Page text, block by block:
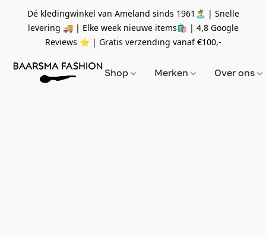
Dé kledingwinkel van Ameland sinds 1961🏝 | Snelle
levering 🚚 | Elke week nieuwe items🛍 | 4,8 Google
Reviews ⭐️ | Gratis verzending vanaf€100,-
Shop Merken Over ons